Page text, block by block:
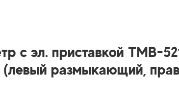
с эл. приставкой ТМВ-
размыкающий,